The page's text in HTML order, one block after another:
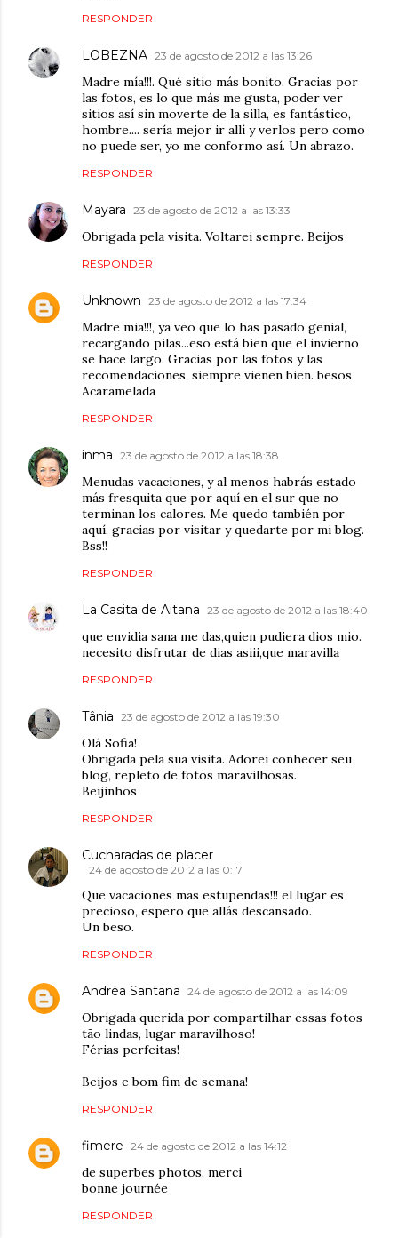
RESPONDER
LOBEZNA 23 de agosto de 2012 a las 13:26
Madre mía!!!. Qué sitio más bonito. Gracias por
las fotos, es lo que más me gusta, poder ver
sitios así sin moverte de la silla, es fantástico,
hombre.... sería mejor ir allí y verlos pero como
no puede ser, yo me conformo así. Un abrazo.
RESPONDER
Mayara 23 de agosto de 2012 a las 13:33
Obrigada pela visita. Voltarei sempre. Beijos
RESPONDER
Unknown 23 de agosto de 2012 a las 17:34
Madre mia!!!, ya veo que lo has pasado genial,
recargando pilas...eso está bien que el invierno
se hace largo. Gracias por las fotos y las
recomendaciones, siempre vienen bien. besos
Acaramelada
RESPONDER
inma 23 de agosto de 2012 a las 18:38
Menudas vacaciones, y al menos habrás estado
más fresquita que por aquí en el sur que no
terminan los calores. Me quedo también por
aquí, gracias por visitar y quedarte por mi blog.
Bss!!
RESPONDER
La Casita de Aitana 23 de agosto de 2012 a las 18:40
que envidia sana me das,quien pudiera dios mio.
necesito disfrutar de dias asiii,que maravilla
RESPONDER
Tânia 23 de agosto de 2012 a las 19:30
Olá Sofia!
Obrigada pela sua visita. Adorei conhecer seu
blog, repleto de fotos maravilhosas.
Beijinhos
RESPONDER
Cucharadas de placer
24 de agosto de 2012 a las 0:17
Que vacaciones mas estupendas!!! el lugar es
precioso, espero que allás descansado.
Un beso.
RESPONDER
Andréa Santana 24 de agosto de 2012 a las 14:09
Obrigada querida por compartilhar essas fotos
tão lindas, lugar maravilhoso!
Férias perfeitas!
Beijos e bom fim de semana!
RESPONDER
fimere 24 de agosto de 2012 a las 14:12
de superbes photos, merci
bonne journée
RESPONDER